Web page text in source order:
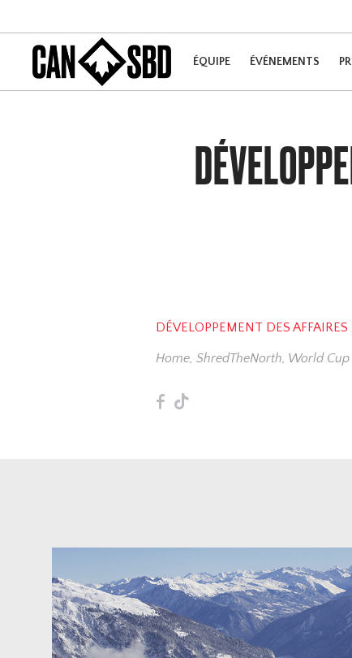
ÉQUIPE ÉVÉNEMENTS
DÉVELOPPEMENT DES
Home, ShredTheNorth, World Cup
F T